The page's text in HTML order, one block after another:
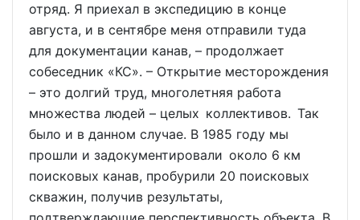
отряд. Я приехал в экспедицию в конце
августа, и в сентябре меня отправили туда
для документации канав, – продолжает
собеседник «КС». – Открытие месторождения
– это долгий труд, многолетняя работа
множества людей – целых коллективов. Так
было и в данном случае. В 1985 году мы
прошли и задокументировали около 6 км
поисковых канав, пробурили 20 поисковых
скважин, получив результаты,